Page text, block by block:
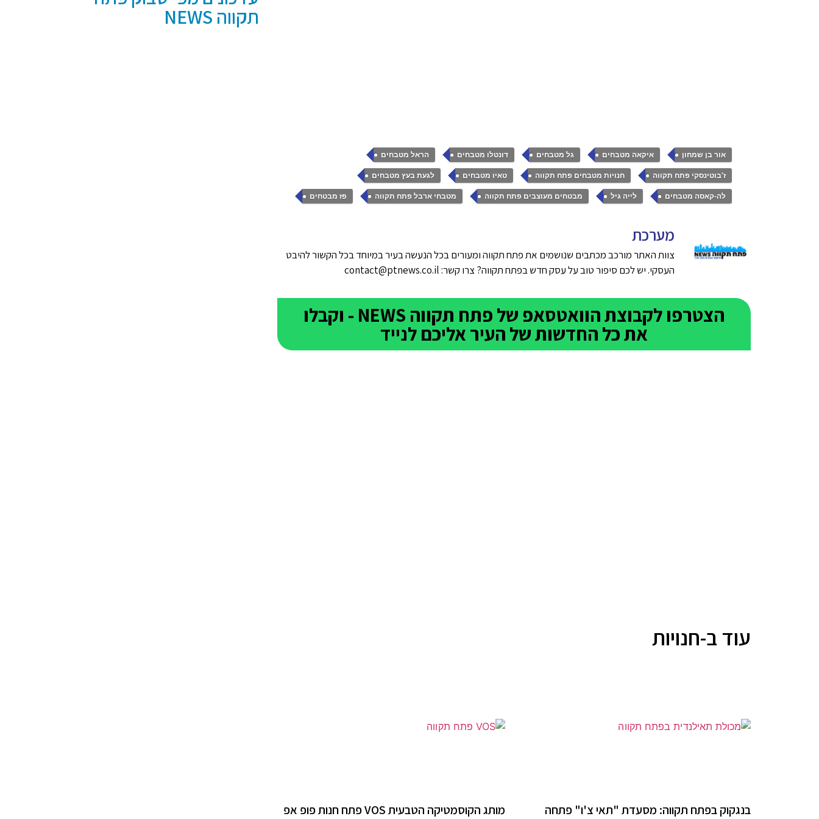
אור בן שמחון , איקאה מטבחים , גל מטבחים , דונטלו מטבחים , הראל מטבחים ,
ז'בוטינסקי פתח תקווה , חנויות מטבחים פתח תקווה , טאיו מטבחים , לגעת בעץ מטבחים ,
לה-קאסה מטבחים , לייה גיל , מבטחים מעוצבים פתח תקווה , מטבחי ארבל פתח תקווה , פז מבטחים
מערכת
צוות האתר מורכב מכתבים שנושמים את פתח תקווה ומעורים בכל הנעשה בעיר במיוחד בכל הקשור להיבט
העסקי. יש לכם סיפור טוב על עסק חדש בפתח תקווה? צרו קשר: contact@ptnews.co.il
הצטרפו לקבוצת הוואטסאפ של פתח תקווה NEWS - וקבלו
את כל החדשות של העיר אליכם לנייד
עוד ב-חנויות
בנגקוק בפתח תקווה: מסעדת "תאי צ'ו" פתחה
מותג הקוסמטיקה הטבעית VOS פתח חנות פופ אפ
תקווה NEWS